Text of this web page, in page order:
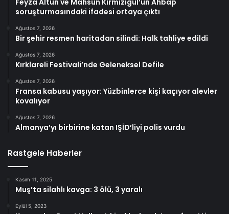
Feyza Altun ve Mahsun Kırmızıgül’ün Ahbap
soruşturmasındaki ifadesi ortaya çıktı
Ağustos 7, 2026
Bir şehir resmen haritadan silindi: Halk tahliye edildi
Ağustos 7, 2026
Kırklareli Festivali’nde Geleneksel Defile
Ağustos 7, 2026
Fransa kabusu yaşıyor: Yüzbinlerce kişi kaçıyor alevler
kovalıyor
Ağustos 7, 2026
Almanya’yı birbirine katan IŞİD’liyi polis vurdu
Rastgele Haberler
Kasım 11, 2025
Muş’ta silahlı kavga: 3 ölü, 3 yaralı
Eylül 5, 2023